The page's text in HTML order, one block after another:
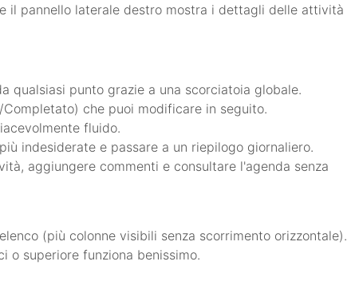
il pannello laterale destro mostra i dettagli delle attività
qualsiasi punto grazie a una scorciatoia globale.
che puoi modificare in seguito.
fluido.
indesiderate e passare a un riepilogo giornaliero.
aggiungere commenti e consultare l'agenda senza
(più colonne visibili senza scorrimento orizzontale).
o superiore funziona benissimo.